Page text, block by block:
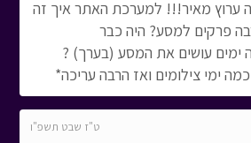
ערוץ מאיר!!! למערכת האתר איך זה
פרקים למסע? היה כבר
עושים את המסע (בערך) ?
כמה ימי צילומים ואז הרבה עריכה*
ט"ז שבט תשפ"ו